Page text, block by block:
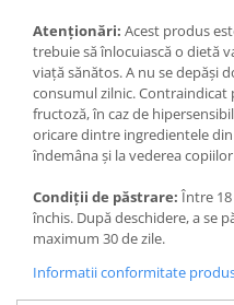
Atenționări: Acest produs
trebuie să înlocuiască o dietă
viață sănătos. A nu se depăși
consumul zilnic.
fructoză, în caz de
oricare dintre ingredientele
îndemâna și la vederea
Condiții de păstrare: Între 18
închis. După deschidere, a se
maximum 30 de zile.
Informatii conformitate